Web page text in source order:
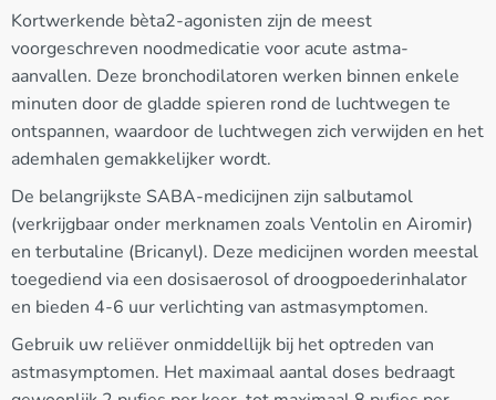
Kortwerkende bèta2-agonisten zijn de meest
voorgeschreven noodmedicatie voor acute astma-
aanvallen. Deze bronchodilatoren werken binnen enkele
minuten door de gladde spieren rond de luchtwegen te
ontspannen, waardoor de luchtwegen zich verwijden en het
ademhalen gemakkelijker wordt.
De belangrijkste SABA-medicijnen zijn salbutamol
(verkrijgbaar onder merknamen zoals Ventolin en Airomir)
en terbutaline (Bricanyl). Deze medicijnen worden meestal
toegediend via een dosisaerosol of droogpoederinhalator
en bieden 4-6 uur verlichting van astmasymptomen.
Gebruik uw reliëver onmiddellijk bij het optreden van
astmasymptomen. Het maximaal aantal doses bedraagt